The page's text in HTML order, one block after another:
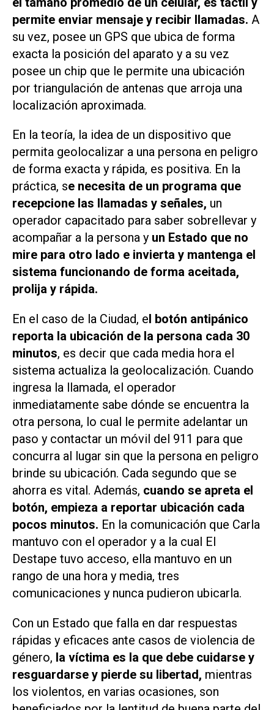
permite enviar mensaje y recibir llamadas. A
su vez, posee un GPS que ubica de forma
exacta la posición del aparato y a su vez
posee un chip que le permite una ubicación
por triangulación de antenas que arroja una
localización aproximada.
En la teoría, la idea de un dispositivo que
permita geolocalizar a una persona en peligro
de forma exacta y rápida, es positiva. En la
práctica, se necesita de un programa que
recepcione las llamadas y señales, un
operador capacitado para saber sobrellevar y
acompañar a la persona y un Estado que no
mire para otro lado e invierta y mantenga el
sistema funcionando de forma aceitada,
prolija y rápida.
En el caso de la Ciudad, el botón antipánico
reporta la ubicación de la persona cada 30
minutos, es decir que cada media hora el
sistema actualiza la geolocalización. Cuando
ingresa la llamada, el operador
inmediatamente sabe dónde se encuentra la
otra persona, lo cual le permite adelantar un
paso y contactar un móvil del 911 para que
concurra al lugar sin que la persona en peligro
brinde su ubicación. Cada segundo que se
ahorra es vital. Además, cuando se apreta el
botón, empieza a reportar ubicación cada
pocos minutos. En la comunicación que Carla
mantuvo con el operador y a la cual El
Destape tuvo acceso, ella mantuvo en un
rango de una hora y media, tres
comunicaciones y nunca pudieron ubicarla.
Con un Estado que falla en dar respuestas
rápidas y eficaces ante casos de violencia de
género, la víctima es la que debe cuidarse y
resguardarse y pierde su libertad, mientras
los violentos, en varias ocasiones, son